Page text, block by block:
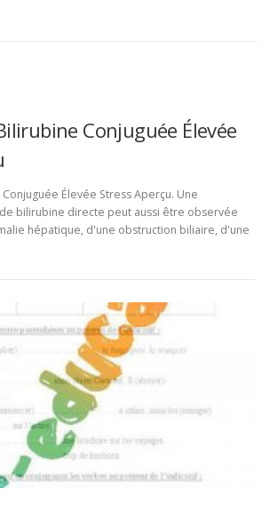
Conjuguée Élevée
Élevée Stress Aperçu. Une
bilirubine directe peut aussi être observée
hépatique, d'une obstruction biliaire, d'une